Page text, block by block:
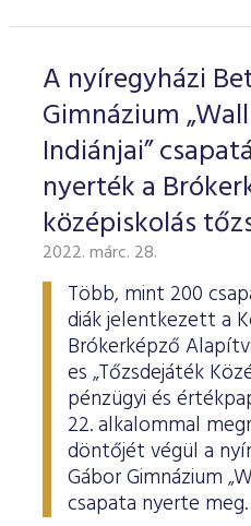
A nyíregyházi
Gimnázium
Indiánjai”
nyerték a
középiskolás
2022. márc. 28.
Több, mint 200
diák jelentkezett a
Brókerképző
es „Tőzsdejáték
pénzügyi és
22. alkalommal
döntőjét végül a
Gábor Gimnázium
csapata nyerte meg.